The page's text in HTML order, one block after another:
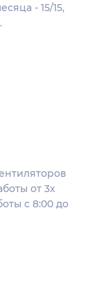
- 15/15,
от 3х
с 8:00 до